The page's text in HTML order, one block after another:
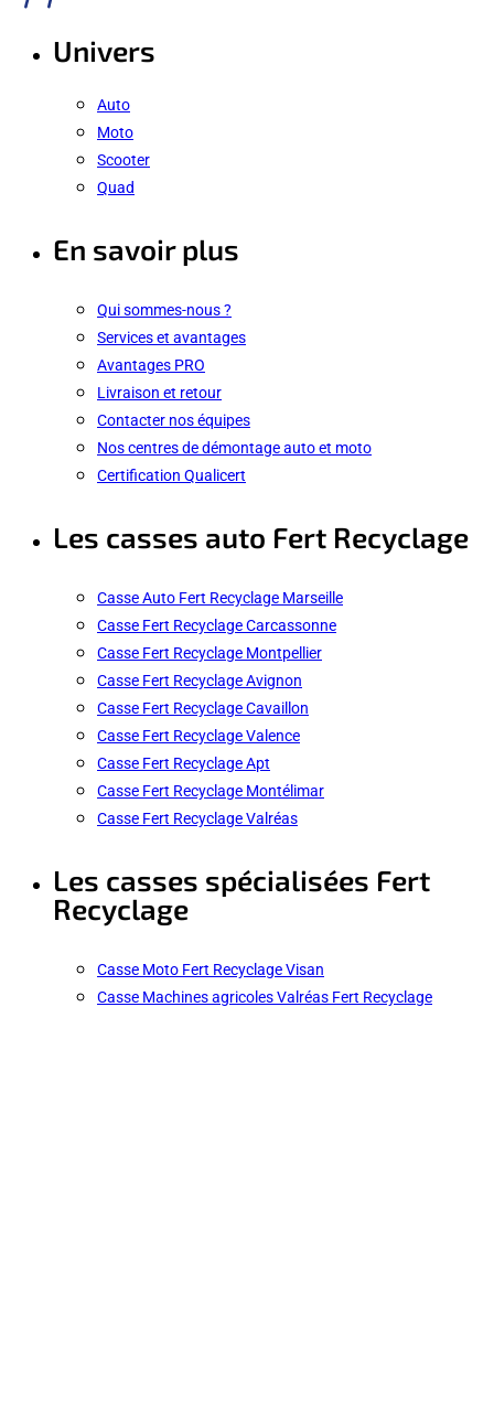
Univers
Auto
Moto
Scooter
Quad
En savoir plus
Qui sommes-nous ?
Services et avantages
Avantages PRO
Livraison et retour
Contacter nos équipes
Nos centres de démontage auto et moto
Certification Qualicert
Les casses auto Fert Recyclage
Casse Auto Fert Recyclage Marseille
Casse Fert Recyclage Carcassonne
Casse Fert Recyclage Montpellier
Casse Fert Recyclage Avignon
Casse Fert Recyclage Cavaillon
Casse Fert Recyclage Valence
Casse Fert Recyclage Apt
Casse Fert Recyclage Montélimar
Casse Fert Recyclage Valréas
Les casses spécialisées Fert
Recyclage
Casse Moto Fert Recyclage Visan
Casse Machines agricoles Valréas Fert Recyclage